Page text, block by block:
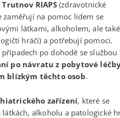
RIAPS (zdravotnické
zaměřují na pomoc lidem se
látkami, alkoholem, ale také
hráči) a potřebují pomoci.
po dohodě se službou
po návratu z pobytové
blízkým těchto osob.
zařízení, které se
alkoholu a patologické